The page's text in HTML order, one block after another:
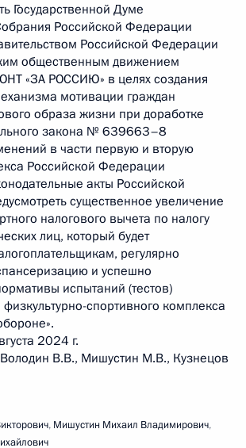
Государственной Думе
Российской Федерации
Российской Федерации
общественным движением
«ЗА РОССИЮ» в целях создания
мотивации граждан
образа жизни при доработке
закона № 639663–8
в части первую и вторую
Российской Федерации
акты Российской
существенное увеличение
налогового вычета по налогу
лиц, который будет
регулярно
и успешно
испытаний (тестов)
спортивного комплекса
2024 г.
В.В., Мишустин М.В., Кузнецов
, Мишустин Михаил Владимирович,